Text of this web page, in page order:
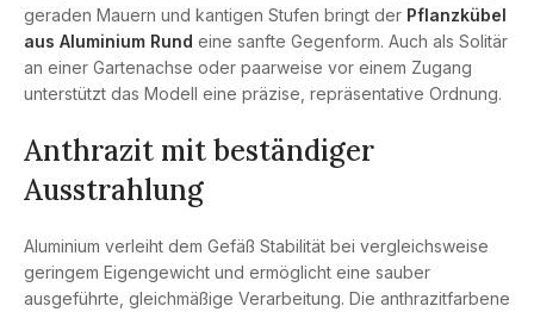
geraden Mauern und kantigen Stufen bringt der Pflanzkübel
aus Aluminium Rund eine sanfte Gegenform. Auch als Solitär
an einer Gartenachse oder paarweise vor einem Zugang
unterstützt das Modell eine präzise, repräsentative Ordnung.
Anthrazit mit beständiger
Ausstrahlung
Aluminium verleiht dem Gefäß Stabilität bei vergleichsweise
geringem Eigengewicht und ermöglicht eine sauber
ausgeführte, gleichmäßige Verarbeitung. Die anthrazitfarbene